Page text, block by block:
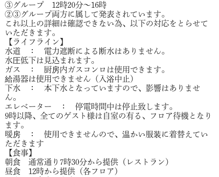
③グループ 12時20分～16時
②③グループ両方に属して発表されています。
これ以上の詳細は確認できない為、以下の対応をとらせて
いただきます。
【ライフライン】
水道 ： 電力遮断による断水はありません。
水圧低下は見込まれます。
ガス ： 厨房内ガスコンロは使用できます。
給湯器は使用できません（入浴中止）
下水 ： 本下水となっていますので、影響はありませ
ん。
エレベーター ： 停電時間中は停止致します。
9時以降、全てのゲスト様は自室の有る、フロア待機となり
ます。
暖房 ： 使用できませんので、温かい服装に着替えてい
ただきます
【食事】
朝食 通常通り7時30分から提供（レストラン）
昼食 12時から提供（各フロア）